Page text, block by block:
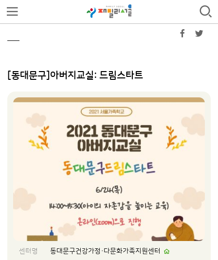
[동대문구]아버지교실: 드림스타트
센터명
동대문구건강가정·다문화가족지원센터